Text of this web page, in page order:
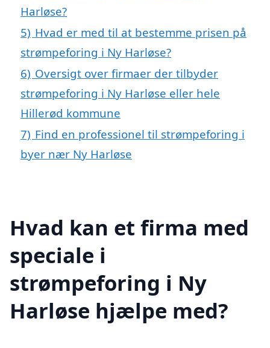
Harløse?
5) Hvad er med til at bestemme prisen på
strømpeforing i Ny Harløse?
6) Oversigt over firmaer der tilbyder
strømpeforing i Ny Harløse eller hele
Hillerød kommune
7) Find en professionel til strømpeforing i
byer nær Ny Harløse
Hvad kan et firma med
speciale i
strømpeforing i Ny
Harløse hjælpe med?